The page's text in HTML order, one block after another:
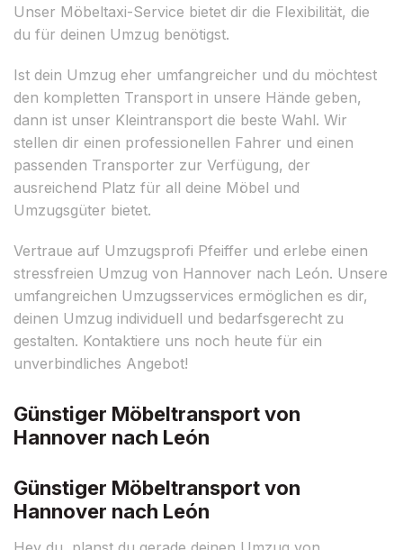
Unser Möbeltaxi-Service bietet dir die Flexibilität, die
du für deinen Umzug benötigst.
Ist dein Umzug eher umfangreicher und du möchtest
den kompletten Transport in unsere Hände geben,
dann ist unser Kleintransport die beste Wahl. Wir
stellen dir einen professionellen Fahrer und einen
passenden Transporter zur Verfügung, der
ausreichend Platz für all deine Möbel und
Umzugsgüter bietet.
Vertraue auf Umzugsprofi Pfeiffer und erlebe einen
stressfreien Umzug von Hannover nach León. Unsere
umfangreichen Umzugsservices ermöglichen es dir,
deinen Umzug individuell und bedarfsgerecht zu
gestalten. Kontaktiere uns noch heute für ein
unverbindliches Angebot!
Günstiger Möbeltransport von
Hannover nach León
Günstiger Möbeltransport von
Hannover nach León